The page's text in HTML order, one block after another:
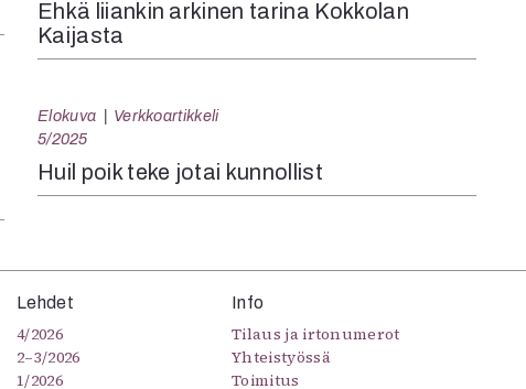
Ehkä liiankin arkinen tarina Kokkolan
Kaijasta
Elokuva
Verkkoartikkeli
5/2025
Huil poik teke jotai kunnollist
Lehdet
4/2026
2–3/2026
1/2026
Info
Tilaus ja irtonumerot
Yhteistyössä
Toimitus